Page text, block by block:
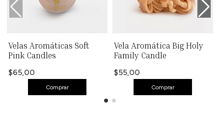
Velas Aromáticas Soft
Pink Candles
$65,00
Comprar
Vela Aromática Big Holy
Family Candle
$55,00
Comprar